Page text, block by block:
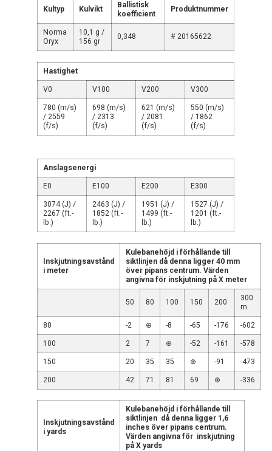
Kultyp Kulvikt
Ballistisk
koefficient
Produktnummer
Norma
Oryx
10,1 g /
156 gr
0,348 # 20165622
Hastighet
V0 V100 V200 V300
780 (m/s)
/ 2559
(f/s)
698 (m/s)
/ 2313
(f/s)
621 (m/s)
/ 2081
(f/s)
550 (m/s)
/ 1862
(f/s)
Anslagsenergi
E0 E100 E200 E300
3074 (J) /
2267 (ft.-
lb.)
2463 (J) /
1852 (ft.-
lb.)
1951 (J) /
1499 (ft.-
lb.)
1527 (J) /
1201 (ft.-
lb.)
Inskjutningsavstånd
i meter
Kulebanehöjd i förhållande till
siktlinjen då denna ligger 40 mm
över pipans centrum. Värden
angivna för inskjutning på X meter
50 80 100 150 200
300
m
80 -2 ⊕ -8 -65 -176 -602
100 2 7 ⊕ -52 -161 -578
150 20 35 35 ⊕ -91 -473
200 42 71 81 69 ⊕ -336
Inskjutningsavstånd
i yards
Kulebanehöjd i förhållande till
siktlinjen då denna ligger 1,6
inches över pipans centrum.
Värden angivna för inskjutning
på X yards